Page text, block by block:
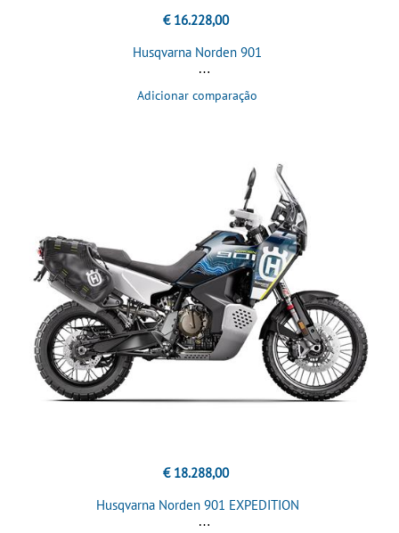
€ 16.228,00
Husqvarna Norden 901
Adicionar comparação
€ 18.288,00
Husqvarna Norden 901 EXPEDITION